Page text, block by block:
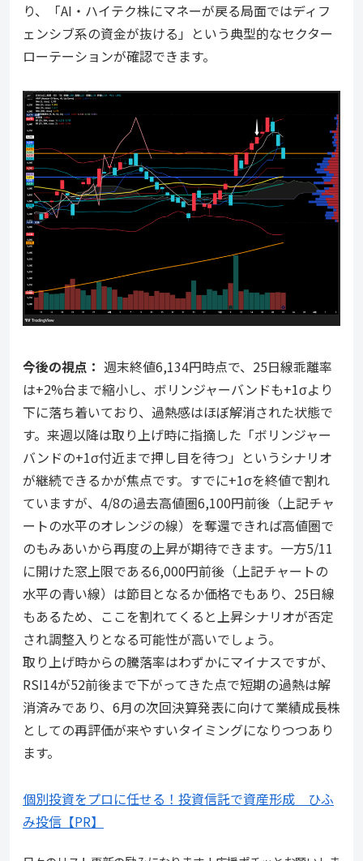
り、「AI・ハイテク株にマネーが戻る局面ではディフ
ェンシブ系の資金が抜ける」という典型的なセクター
ローテーションが確認できます。
今後の視点： 週末終値6,134円時点で、25日線乖離率
は+2%台まで縮小し、ボリンジャーバンドも+1σより
下に落ち着いており、過熱感はほぼ解消された状態で
す。来週以降は取り上げ時に指摘した「ボリンジャー
バンドの+1σ付近まで押し目を待つ」というシナリオ
が継続できるかが焦点です。すでに+1σを終値で割れ
ていますが、4/8の過去高値圏6,100円前後（上記チャ
ートの水平のオレンジの線）を奪還できれば高値圏で
のもみあいから再度の上昇が期待できます。一方5/11
に開けた窓上限である6,000円前後（上記チャートの
水平の青い線）は節目となるか価格でもあり、25日線
もあるため、ここを割れてくると上昇シナリオが否定
され調整入りとなる可能性が高いでしょう。
取り上げ時からの騰落率はわずかにマイナスですが、
RSI14が52前後まで下がってきた点で短期の過熱は解
消済みであり、6月の次回決算発表に向けて業績成長株
としての再評価が来やすいタイミングになりつつあり
ます。
個別投資をプロに任せる！投資信託で資産形成 ひふ
み投信【PR】